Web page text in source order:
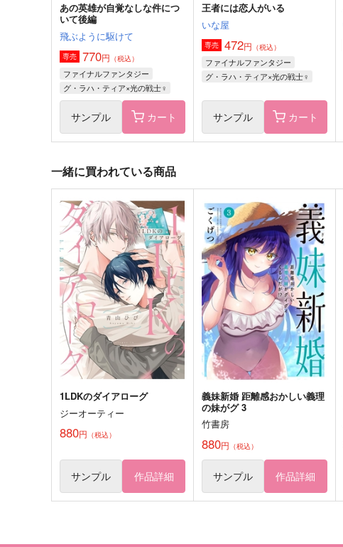
ねぼけ布団
787円 （税込）
躑躅森盧笙×白膠木簓
サンプル 作品詳細
Pink Elephant
707円（税込）
三日月宗近×鶴丸国永
サンプル 作品詳細
春々、来たる
青眼
あの英雄が自覚なしな件につ
いて後編
飛ぶように駆けて
専売 770円 （税込）
ファイナルファンタジー
グ・ラハ・ティア×光の戦士♀
サンプル カート
王者には恋人がいる
いな屋
専売 472円 （税込）
ファイナルファンタジー
グ・ラハ・ティア×光の戦士♀
サンプル カート
一緒に買われている商品
1LDKのダイアローグ
ジーオーティー
880円 （税込）
サンプル 作品詳細
義妹新婚 距離感おかしい義理
の妹がグ 3
竹書房
880円 （税込）
サンプル 作品詳細